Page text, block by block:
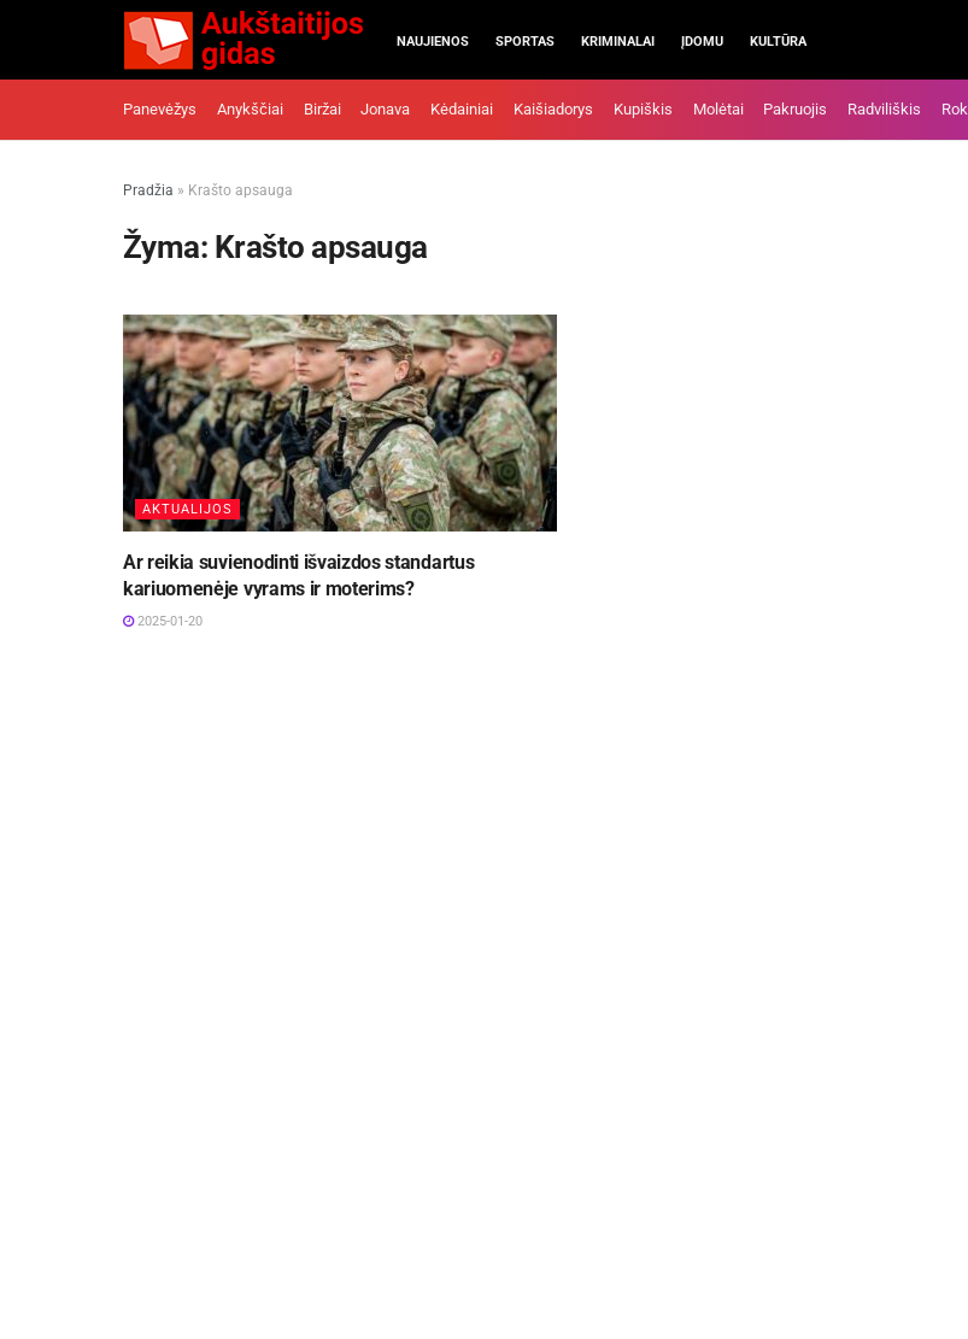
NAUJIENOS SPORTAS KRIMINALAI ĮDOMU KULTŪRA
Panevėžys Anykščiai Biržai Jonava Kėdainiai Kaišiadorys Kupiškis Molėtai Pakruojis Radviliškis
Pradžia » Krašto apsauga
Žyma: Krašto apsauga
AKTUALIJOS
Ar reikia suvienodinti išvaizdos standartus
kariuomenėje vyrams ir moterims?
2025-01-20